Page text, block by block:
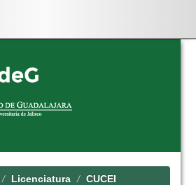
Licenciatura CUCEI